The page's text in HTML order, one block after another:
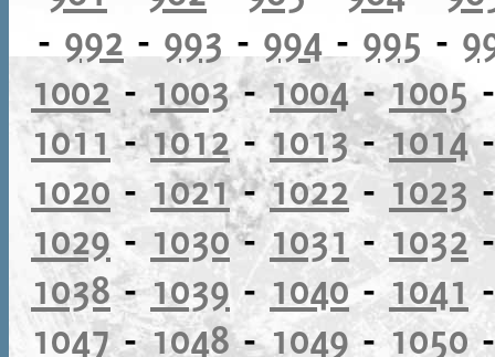
- 992 - 993 - 994 - 995 -
1002 - 1003-1004-1005
1011-1012-1013-1014
1020 - 1021-1022 - 1023
1029 - 1030-1031 - 1032
1038-1039 - 1040-1041
1047-1048-1049-1050